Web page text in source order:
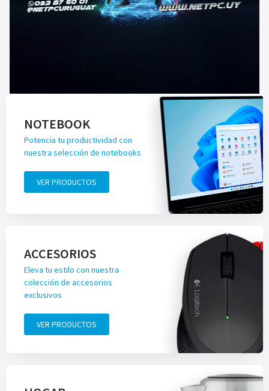
NOTEBOOK
Potencia tu productividad con
nuestra selección de notebooks
VER PRODUCTOS
ACCESORIOS
Eleva tu estilo con nuestra
colección de accesorios
exclusivos
VER PRODUCTOS